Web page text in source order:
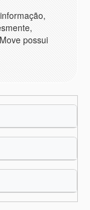
possui